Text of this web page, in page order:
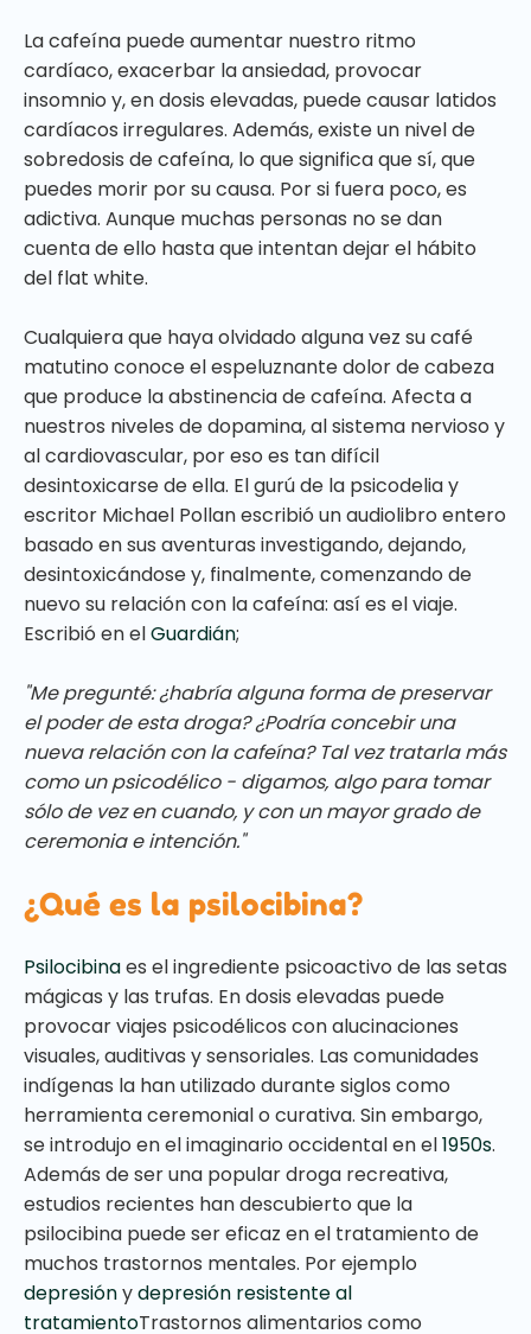
La cafeína puede aumentar nuestro ritmo
cardíaco, exacerbar la ansiedad, provocar
insomnio y, en dosis elevadas, puede causar latidos
cardíacos irregulares. Además, existe un nivel de
sobredosis de cafeína, lo que significa que sí, que
puedes morir por su causa. Por si fuera poco, es
adictiva. Aunque muchas personas no se dan
cuenta de ello hasta que intentan dejar el hábito
del flat white.
Cualquiera que haya olvidado alguna vez su café
matutino conoce el espeluznante dolor de cabeza
que produce la abstinencia de cafeína. Afecta a
nuestros niveles de dopamina, al sistema nervioso y
al cardiovascular, por eso es tan difícil
desintoxicarse de ella. El gurú de la psicodelia y
escritor Michael Pollan escribió un audiolibro entero
basado en sus aventuras investigando, dejando,
desintoxicándose y, finalmente, comenzando de
nuevo su relación con la cafeína: así es el viaje.
Escribió en elGuardián;
"Me pregunté: ¿habría alguna forma de preservar
el poder de esta droga? ¿Podría concebir una
nueva relación con la cafeína? Tal vez tratarla más
como un psicodélico - digamos, algo para tomar
sólo de vez en cuando, y con un mayor grado de
ceremonia e intención."
¿Qué es la psilocibina?
Psilocibinaes el ingrediente psicoactivo de las setas
mágicas y las trufas. En dosis elevadas puede
provocar viajes psicodélicos con alucinaciones
visuales, auditivas y sensoriales. Las comunidades
indígenas la han utilizado durante siglos como
herramienta ceremonial o curativa. Sin embargo,
se introdujo en el imaginario occidental en el1950s.
Además de ser una popular droga recreativa,
estudios recientes han descubierto que la
psilocibina puede ser eficaz en el tratamiento de
muchos trastornos mentales. Por ejemplo
depresiónydepresión resistente al
tratamientoTrastornos alimentarios como